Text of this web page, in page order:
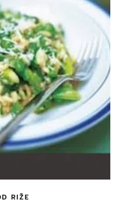
RIŽE